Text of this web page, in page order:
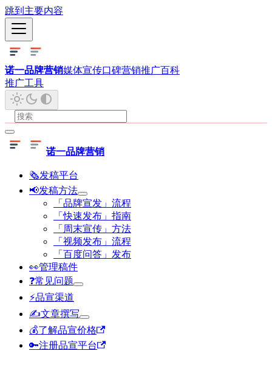
跳到主要内容
诺一品牌营销媒体宣传口碑营销推广百科
推广工具
诺一品牌营销
🗞发稿平台
📢发稿方法
「品牌宣发」流程
「快速发布」指南
「周末宣传」方法
「视频发布」流程
「百度问答」发布
👀管理稿件
❓️常见问题
⚡品宣渠道
✍️文章撰写
💰了解品宣价格
🔑注册品宣平台